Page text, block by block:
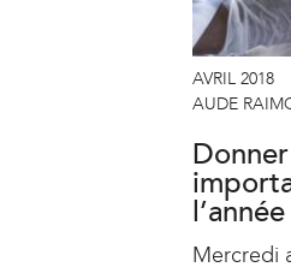
AVRIL 2018
AUDE
l’année
Mercredi